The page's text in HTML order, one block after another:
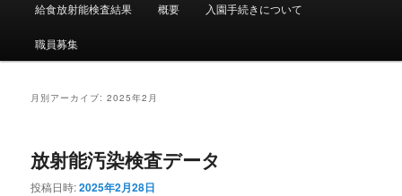
ュ
給食放射能検査結果 概要 入園手続きについて
職員募集
月別アーカイブ:2025年2月
放射能汚染検査データ
投稿日時:2025年2月28日